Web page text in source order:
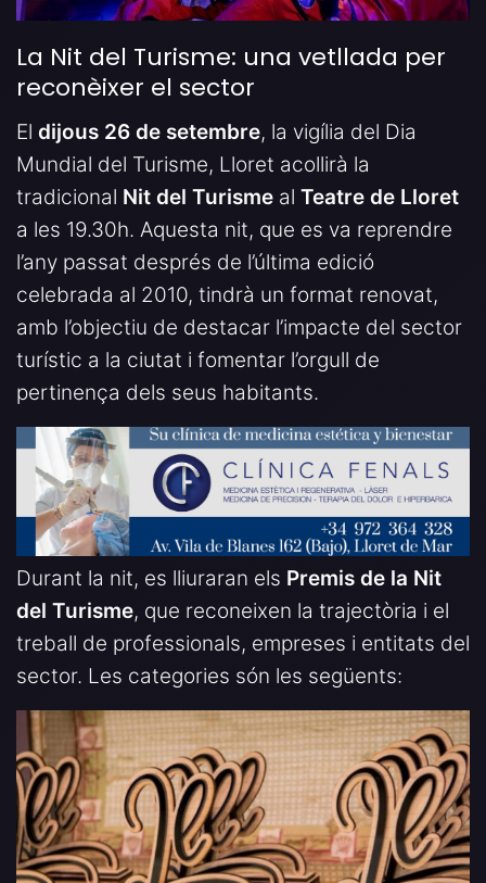
La Nit del Turisme: una vetllada per
reconèixer el sector
El dijous 26 de setembre, la vigília del Dia
Mundial del Turisme, Lloret acollirà la
tradicional Nit del Turisme al Teatre de Lloret
a les 19.30h. Aquesta nit, que es va reprendre
l’any passat després de l’última edició
celebrada al 2010, tindrà un format renovat,
amb l’objectiu de destacar l’impacte del sector
turístic a la ciutat i fomentar l’orgull de
pertinença dels seus habitants.
Durant la nit, es lliuraran els Premis de la Nit
del Turisme, que reconeixen la trajectòria i el
treball de professionals, empreses i entitats del
sector. Les categories són les següents: